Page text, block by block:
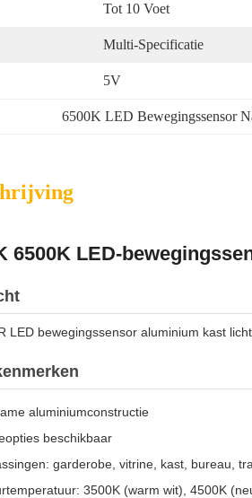
Tot 10 Voet
Multi-Specificatie
5V
6500K LED Bewegingssensor
6500K LED-
LED bewegingssensor aluminium kast
aluminiumconstructie
beschikbaar
garderobe, vitrine, kast, bureau,
3500K (warm wit), 4500K